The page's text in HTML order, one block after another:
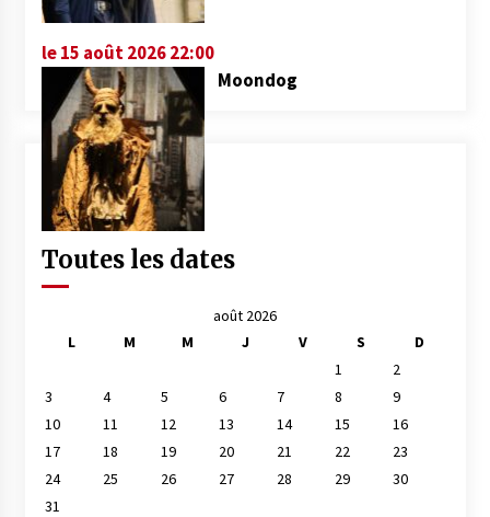
le 15 août 2026 22:00
Moondog
Toutes les dates
août 2026
L
M M J V S
D
1
2
3
4 5 6 7 8
9
10
11 12 13 14 15
16
17
18 19 20 21 22
23
24
25 26 27 28 29
30
31